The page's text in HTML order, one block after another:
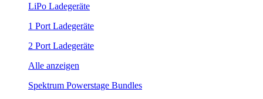
LiPo Ladegeräte
1 Port Ladegeräte
2 Port Ladegeräte
Alle anzeigen
Spektrum Powerstage Bundles